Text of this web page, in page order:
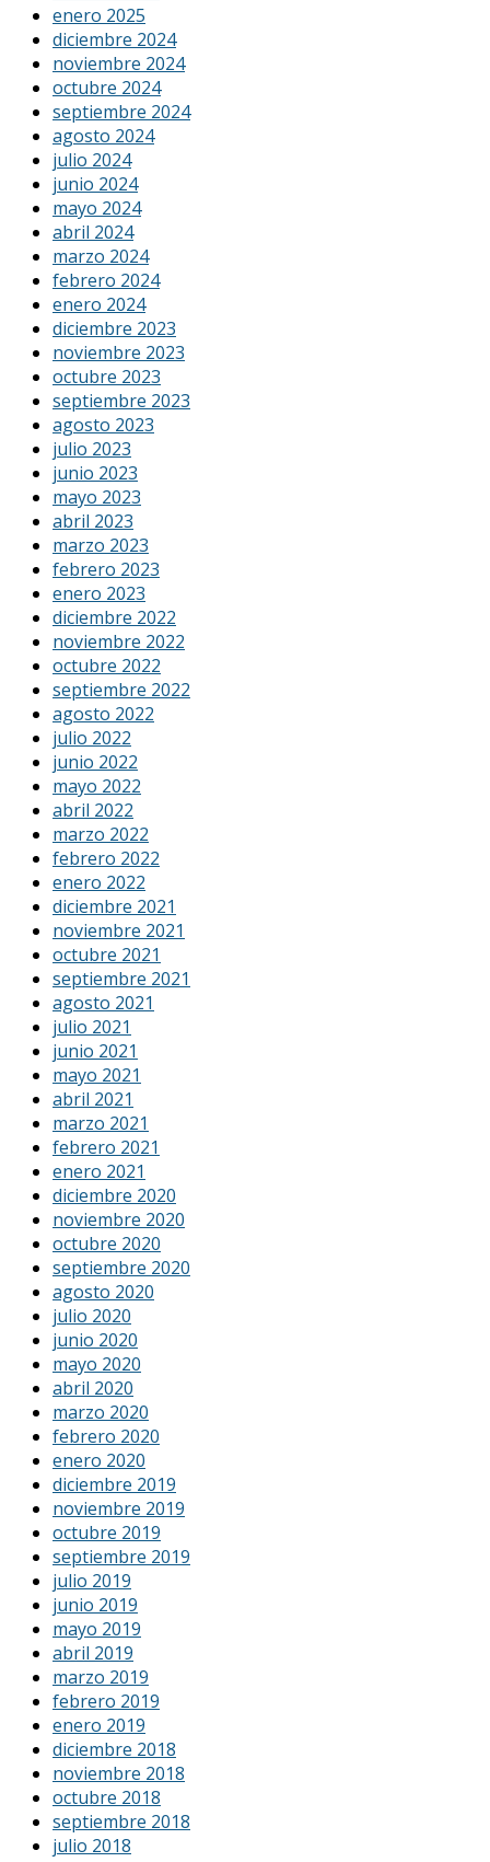
enero 2025
diciembre 2024
noviembre 2024
octubre 2024
septiembre 2024
agosto 2024
julio 2024
junio 2024
mayo 2024
abril 2024
marzo 2024
febrero 2024
enero 2024
diciembre 2023
noviembre 2023
octubre 2023
septiembre 2023
agosto 2023
julio 2023
junio 2023
mayo 2023
abril 2023
marzo 2023
febrero 2023
enero 2023
diciembre 2022
noviembre 2022
octubre 2022
septiembre 2022
agosto 2022
julio 2022
junio 2022
mayo 2022
abril 2022
marzo 2022
febrero 2022
enero 2022
diciembre 2021
noviembre 2021
octubre 2021
septiembre 2021
agosto 2021
julio 2021
junio 2021
mayo 2021
abril 2021
marzo 2021
febrero 2021
enero 2021
diciembre 2020
noviembre 2020
octubre 2020
septiembre 2020
agosto 2020
julio 2020
junio 2020
mayo 2020
abril 2020
marzo 2020
febrero 2020
enero 2020
diciembre 2019
noviembre 2019
octubre 2019
septiembre 2019
julio 2019
junio 2019
mayo 2019
abril 2019
marzo 2019
febrero 2019
enero 2019
diciembre 2018
noviembre 2018
octubre 2018
septiembre 2018
julio 2018